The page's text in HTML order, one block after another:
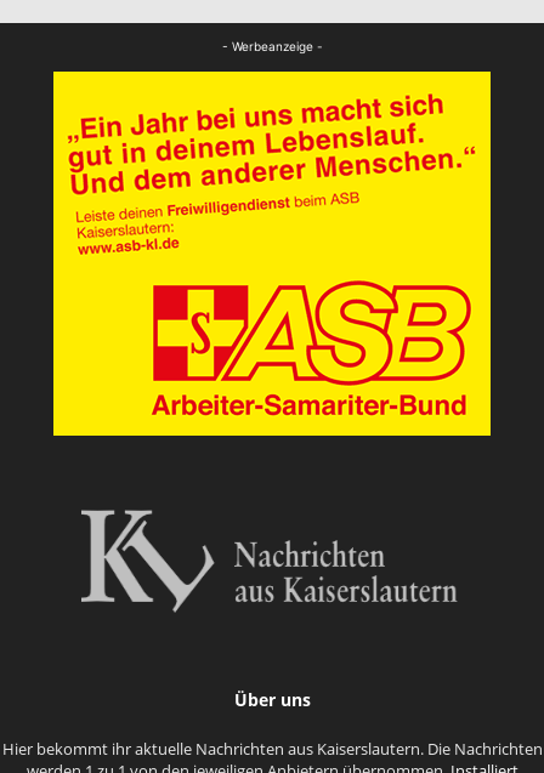
- Werbeanzeige -
Über uns
Hier bekommt ihr aktuelle Nachrichten aus Kaiserslautern. Die Nachrichten